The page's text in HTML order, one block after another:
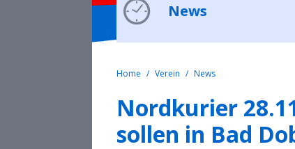
News
Home Verein News
Nordkurier
sollen in Bad